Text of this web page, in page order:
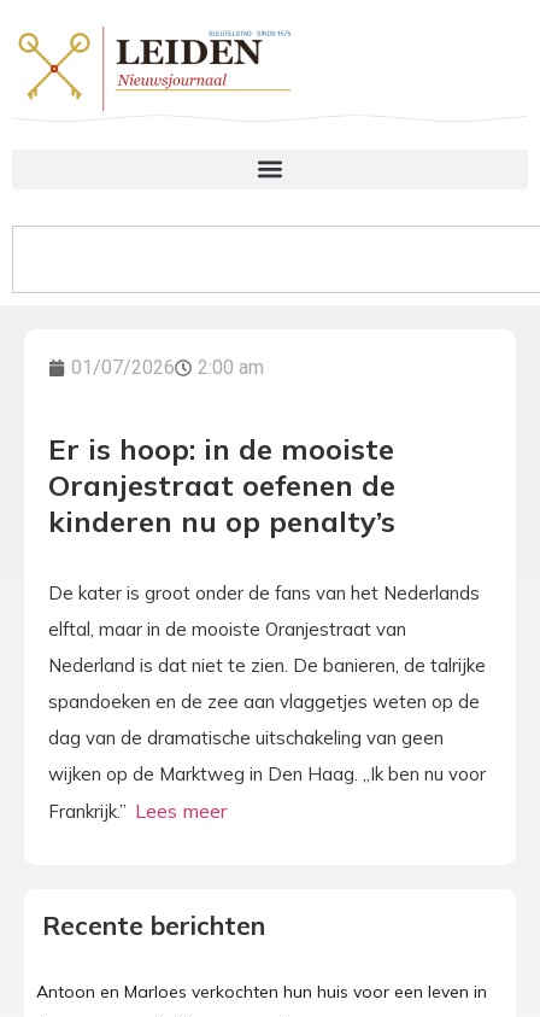
01/07/2026 2:00 am
Er is hoop: in de mooiste
Oranjestraat oefenen de
kinderen nu op penalty’s
De kater is groot onder de fans van het Nederlands
elftal, maar in de mooiste Oranjestraat van
Nederland is dat niet te zien. De banieren, de talrijke
spandoeken en de zee aan vlaggetjes weten op de
dag van de dramatische uitschakeling van geen
wijken op de Marktweg in Den Haag. „Ik ben nu voor
Frankrijk.”
Recente berichten
Antoon en Marloes verkochten hun huis voor een leven in